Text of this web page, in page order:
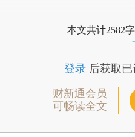
本文共计2582
登录后获取已
财新通会员
可畅读全文